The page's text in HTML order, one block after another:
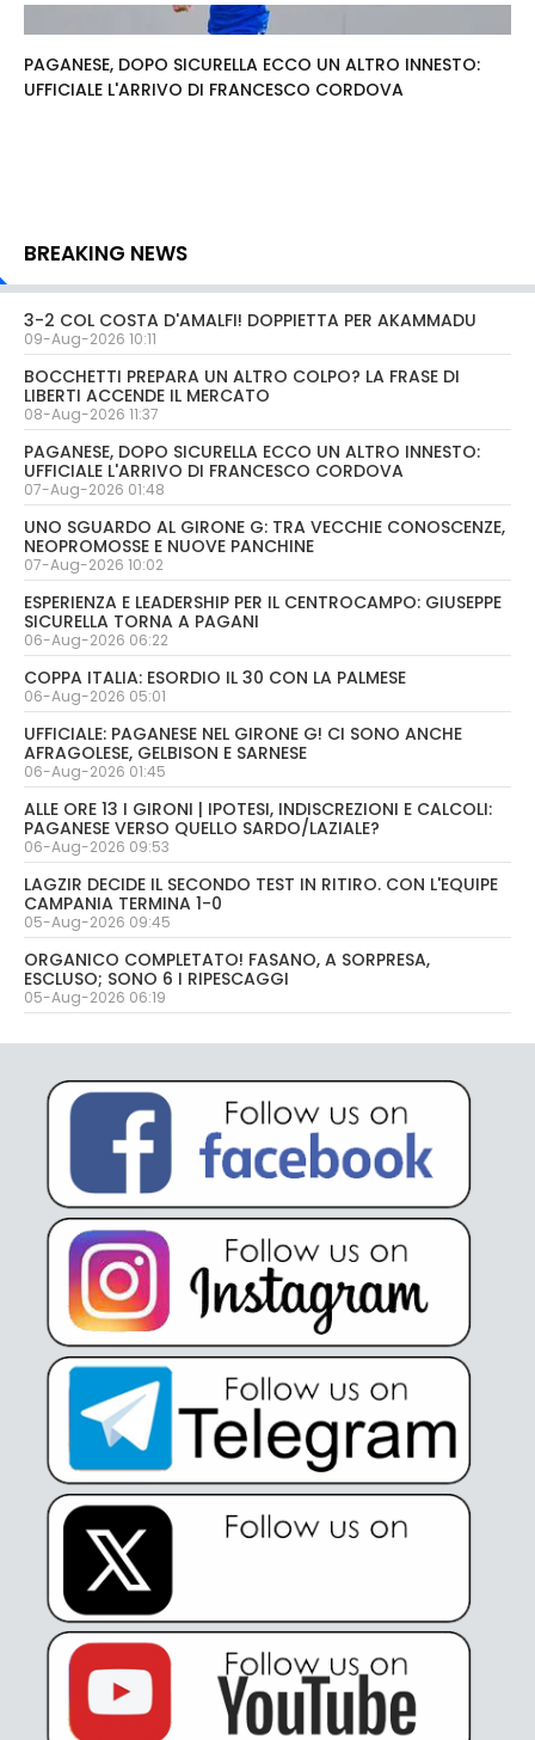
PAGANESE, DOPO SICURELLA ECCO UN ALTRO INNESTO:
UFFICIALE L'ARRIVO DI FRANCESCO CORDOVA
BREAKING NEWS
3-2 COL COSTA D'AMALFI! DOPPIETTA PER AKAMMADU
09-Aug-2026 10:11
BOCCHETTI PREPARA UN ALTRO COLPO? LA FRASE DI
LIBERTI ACCENDE IL MERCATO
08-Aug-2026 11:37
PAGANESE, DOPO SICURELLA ECCO UN ALTRO INNESTO:
UFFICIALE L'ARRIVO DI FRANCESCO CORDOVA
07-Aug-2026 01:48
UNO SGUARDO AL GIRONE G: TRA VECCHIE CONOSCENZE,
NEOPROMOSSE E NUOVE PANCHINE
07-Aug-2026 10:02
ESPERIENZA E LEADERSHIP PER IL CENTROCAMPO: GIUSEPPE
SICURELLA TORNA A PAGANI
06-Aug-2026 06:22
COPPA ITALIA: ESORDIO IL 30 CON LA PALMESE
06-Aug-2026 05:01
UFFICIALE: PAGANESE NEL GIRONE G! CI SONO ANCHE
AFRAGOLESE, GELBISON E SARNESE
06-Aug-2026 01:45
ALLE ORE 13 I GIRONI | IPOTESI, INDISCREZIONI E CALCOLI:
PAGANESE VERSO QUELLO SARDO/LAZIALE?
06-Aug-2026 09:53
LAGZIR DECIDE IL SECONDO TEST IN RITIRO. CON L'EQUIPE
CAMPANIA TERMINA 1-0
05-Aug-2026 09:45
ORGANICO COMPLETATO! FASANO, A SORPRESA,
ESCLUSO; SONO 6 I RIPESCAGGI
05-Aug-2026 06:19